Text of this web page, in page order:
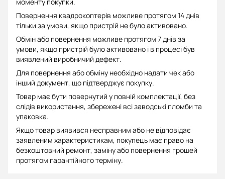
Повернення квадрокоптерів можливе протягом 14 днів
тільки за умови, якщо пристрій не було активовано.
Обмін або повернення можливе протягом 7 днів за
умови, якщо пристрій було активовано і в процесі був
виявлений виробничий дефект.
Для повернення або обміну необхідно надати чек або
інший документ, що підтверджує покупку.
Товар має бути повернутий у повній комплектації, без
слідів використання, збережені всі заводські пломби та
упаковка.
Якщо товар виявився несправним або не відповідає
заявленим характеристикам, покупець має право на
безкоштовний ремонт, заміну або повернення грошей
протягом гарантійного терміну.